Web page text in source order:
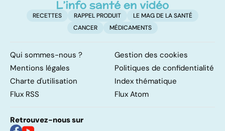
RECETTES RAPPEL PRODUIT
LE MAG DE LA SANTÉ
CANCER
MÉDICAMENTS
Qui sommes-nous ?
Gestion des cookies
Mentions légales
Politiques de confidentialité
Charte d'utilisation
Index thématique
Flux RSS
Flux Atom
Retrouvez-nous sur